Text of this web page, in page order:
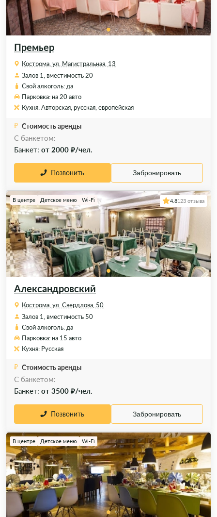
Премьер
Кострома, ул. Магистральная, 13
Залов 1, вместимость 20
Свой алкоголь: да
Парковка: на 20 авто
Кухня: Авторская, русская, европейская
Стоимость аренды
C банкетом:
Банкет: от 2000 ₽/чел.
Позвонить Забронировать
Александровский
В центре Детское меню Wi-Fi 4.8123 отзыва
Кострома, ул. Свердлова, 50
Залов 1, вместимость 50
Свой алкоголь: да
Парковка: на 15 авто
Кухня: Русская
Стоимость аренды
C банкетом:
Банкет: от 3500 ₽/чел.
Позвонить Забронировать
В центре Детское меню Wi-Fi